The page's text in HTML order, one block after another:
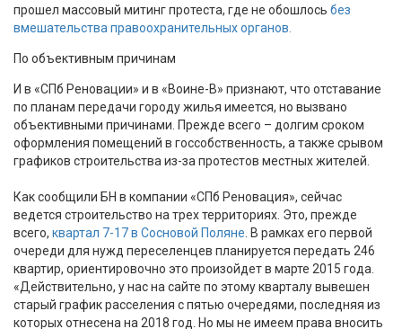
прошел массовый митинг протеста, где не обошлось без
вмешательства правоохранительных органов.
По объективным причинам
И в «СПб Реновации» и в «Воине-В» признают, что отставание
по планам передачи городу жилья имеется, но вызвано
объективными причинами. Прежде всего – долгим сроком
оформления помещений в госсобственность, а также срывом
графиков строительства из-за протестов местных жителей.
Как сообщили БН в компании «СПб Реновация», сейчас
ведется строительство на трех территориях. Это, прежде
всего, квартал 7-17 в Сосновой Поляне . В рамках его первой
очереди для нужд переселенцев планируется передать 246
квартир, ориентировочно это произойдет в марте 2015 года.
«Действительно, у нас на сайте по этому кварталу вывешен
старый график расселения с пятью очередями, последняя из
которых отнесена на 2018 год. Но мы не имеем права вносить